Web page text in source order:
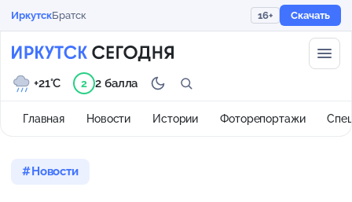
ИркутскБратск 16+ Скачать
Главная Новости Истории Фоторепортажи
+21°C 2 2 балла
Новости